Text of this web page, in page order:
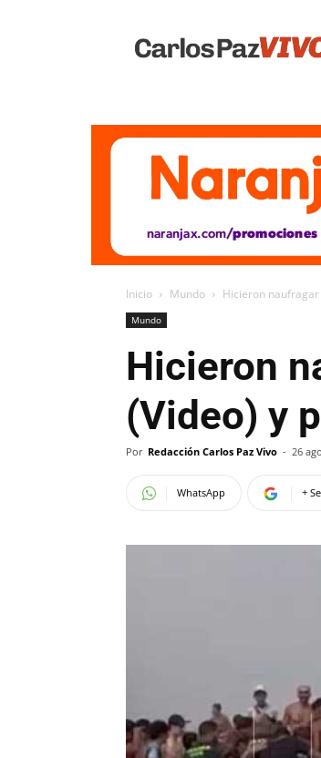
Vivo
Inicio Mundo Hicieron
Mundo
Hicieron
(Video) y
Por Redacción Carlos Paz Vivo - 26
WhatsApp +